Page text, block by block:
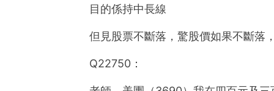
目的係持中長線
但見股票不斷落，驚股價如果不斷落
Q22750：